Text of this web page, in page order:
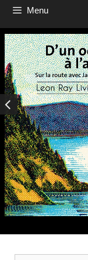
Menu